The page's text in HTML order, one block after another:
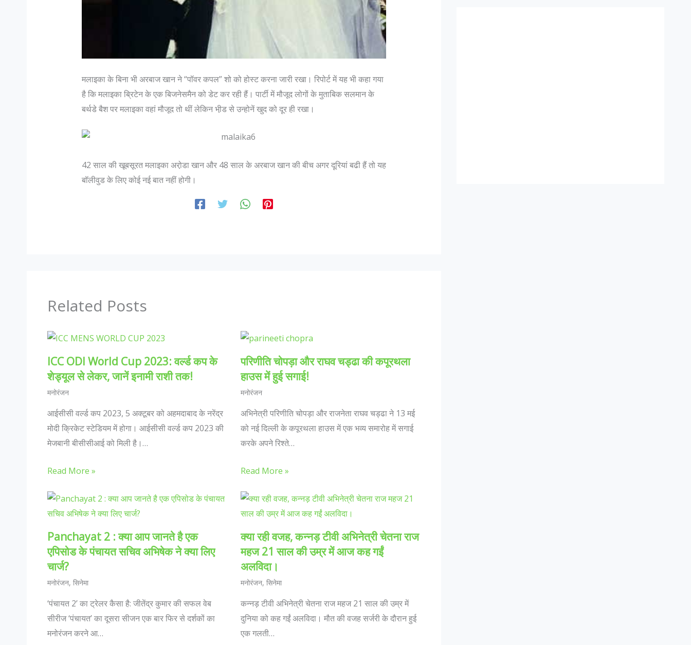
मलाइका के बिना भी अरबाज खान ने “पॉवर कपल” शो को होस्ट करना जारी रखा। रिपोर्ट में यह भी कहा गया
है कि मलाइका ब्रिटेन के एक बिजनेसमैन को डेट कर रही हैं। पार्टी में मौजूद लोगों के मुताबिक सलमान के
बर्थडे बैश पर मलाइका वहां मौजूद तो थीं लेकिन भी़ड से उन्होनें खुद को दूर ही रखा।
42 साल की खूबसूरत मलाइका अरो़डा खान और 48 साल के अरबाज खान की बीच अगर दूरियां बढी हैं तो यह
बॉलीवुड के लिए कोई नई बात नहीं होगी।
Related Posts
ICC ODI World Cup 2023: वर्ल्ड कप के
शेड्यूल से लेकर, जानें इनामी राशी तक!
मनोरंजन
आईसीसी वर्ल्ड कप 2023, 5 अक्टूबर को अहमदाबाद के नरेंद्र
मोदी क्रिकेट स्टेडियम में होगा। आईसीसी वर्ल्ड कप 2023 की
मेजबानी बीसीसीआई को मिली है।…
Read More »
परिणीति चोपड़ा और राघव चड्ढा की कपूरथला
हाउस में हुई सगाई!
मनोरंजन
अभिनेत्री परिणीति चोपड़ा और राजनेता राघव चड्ढा ने 13 मई
को नई दिल्ली के कपूरथला हाउस में एक भव्य समारोह में सगाई
करके अपने रिश्ते…
Read More »
Panchayat 2 : क्या आप जानते है एक
एपिसोड के पंचायत सचिव अभिषेक ने क्या लिए
चार्ज?
मनोरंजन, सिनेमा
‘पंचायत 2’ का ट्रेलर कैसा है: जीतेंद्र कुमार की सफल वेब
सीरीज ‘पंचायत’ का दूसरा सीजन एक बार फिर से दर्शकों का
मनोरंजन करने आ…
क्या रही वजह, कन्नड़ टीवी अभिनेत्री चेतना राज
महज 21 साल की उम्र में आज कह गईं
अलविदा।
मनोरंजन, सिनेमा
कन्नड़ टीवी अभिनेत्री चेतना राज महज 21 साल की उम्र में
दुनिया को कह गईं अलविदा। मौत की वजह सर्जरी के दौरान हुई
एक गलती…